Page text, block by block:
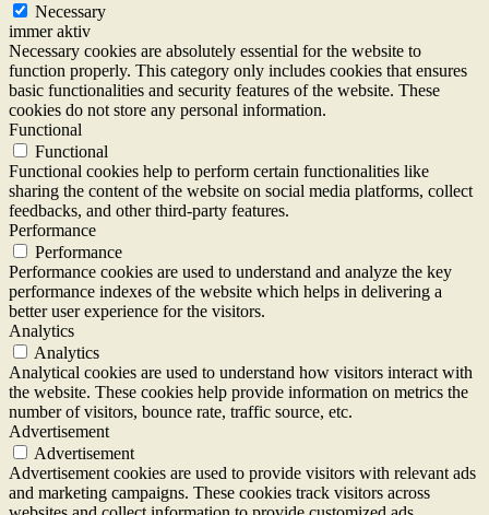
Necessary
immer aktiv
Necessary cookies are absolutely essential for the website to
function properly. This category only includes cookies that ensures
basic functionalities and security features of the website. These
cookies do not store any personal information.
Functional
Functional
Functional cookies help to perform certain functionalities like
sharing the content of the website on social media platforms, collect
feedbacks, and other third-party features.
Performance
Performance
Performance cookies are used to understand and analyze the key
performance indexes of the website which helps in delivering a
better user experience for the visitors.
Analytics
Analytics
Analytical cookies are used to understand how visitors interact with
the website. These cookies help provide information on metrics the
number of visitors, bounce rate, traffic source, etc.
Advertisement
Advertisement
Advertisement cookies are used to provide visitors with relevant ads
and marketing campaigns. These cookies track visitors across